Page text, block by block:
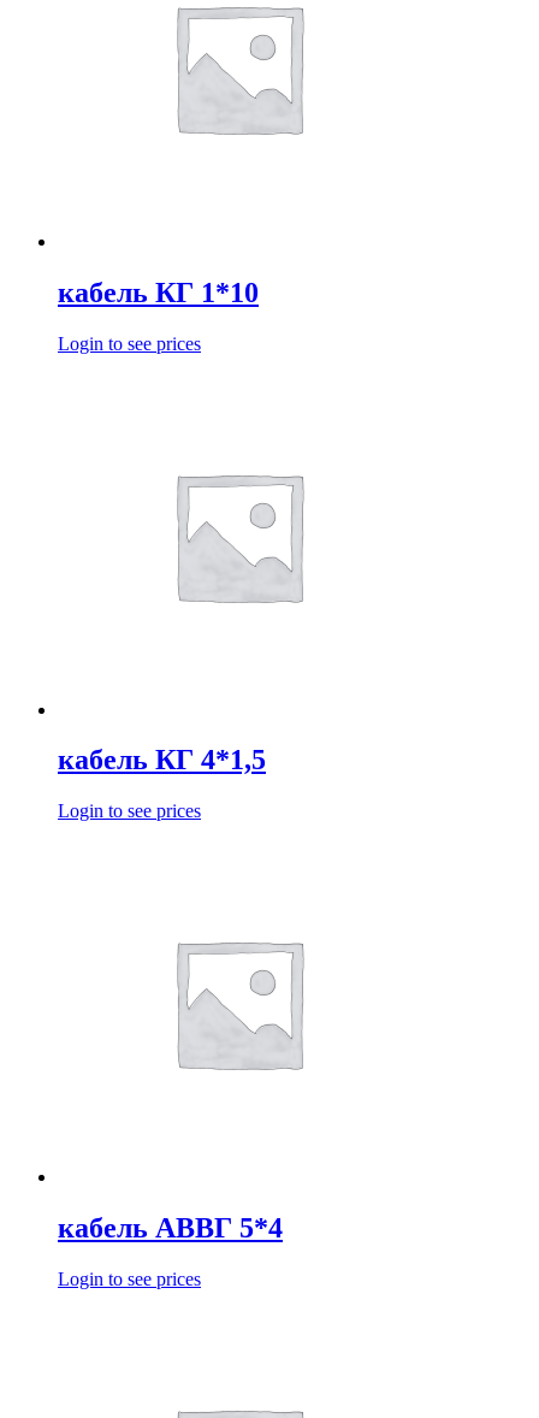
кабель КГ 1*10
Login to see prices
кабель КГ 4*1,5
Login to see prices
кабель АВВГ 5*4
Login to see prices